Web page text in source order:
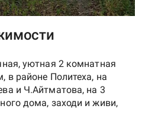
уютная 2 комнатная
в районе Политеха, на
и Ч.Айтматова, на 3
дома, заходи и живи,